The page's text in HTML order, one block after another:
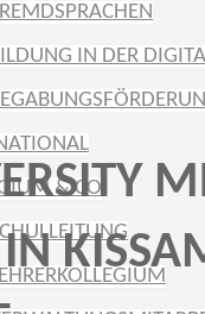
IN DER
& CO